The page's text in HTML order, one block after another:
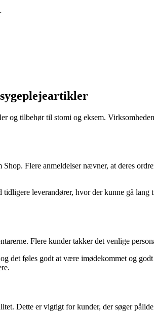
og tilbehør til stomi og eksem.
Flere anmeldelser nævner, at deres
leverandører, hvor der kunne gå
Flere kunder takker det venlige
det føles godt at være imødekommet og
Dette er vigtigt for kunder, der søger